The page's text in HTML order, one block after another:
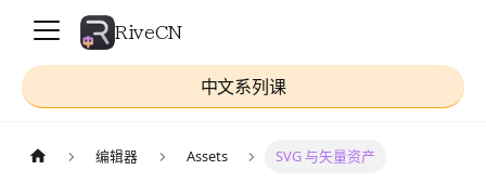
RiveCN
中文系列课
编辑器 Assets SVG 与矢量资产